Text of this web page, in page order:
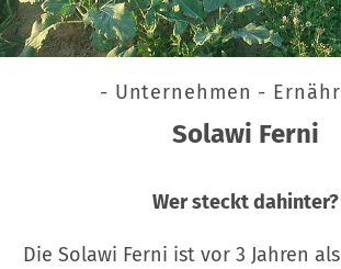
- Unternehmen -
Solawi Ferni
Wer steckt dahinter?
Die Solawi Ferni ist vor 3 Jahren